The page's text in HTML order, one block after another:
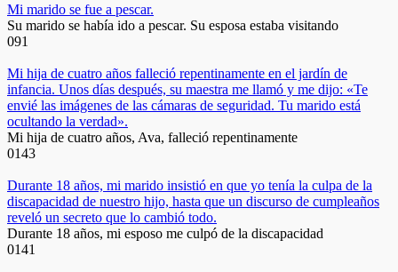
Mi marido se fue a pescar.
Su marido se había ido a pescar. Su esposa estaba visitando
091
Mi hija de cuatro años falleció repentinamente en el jardín de
infancia. Unos días después, su maestra me llamó y me dijo: «Te
envié las imágenes de las cámaras de seguridad. Tu marido está
ocultando la verdad».
Mi hija de cuatro años, Ava, falleció repentinamente
0143
Durante 18 años, mi marido insistió en que yo tenía la culpa de la
discapacidad de nuestro hijo, hasta que un discurso de cumpleaños
reveló un secreto que lo cambió todo.
Durante 18 años, mi esposo me culpó de la discapacidad
0141